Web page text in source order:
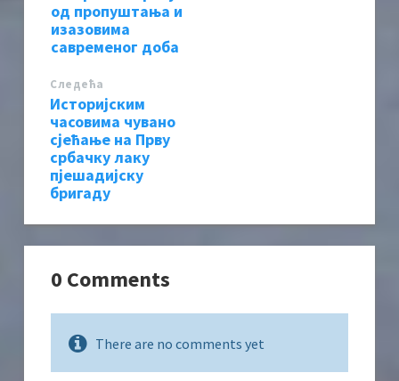
од пропуштања и
изазовима
савременог доба
Следећa
Историјским
часовима чувано
сјећање на Прву
србачку лаку
пјешадијску
бригаду
0 Comments
There are no comments yet